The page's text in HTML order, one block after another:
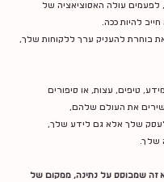
לפעמים עולה האסוציאציה של
להיות ככה.
בוחרת להעניק ערך ללקוחות שלך,
טיפים, עצות, או סיפורים
את העולם שלהם,
שלך אלא גם לידע שלך,
שלך.
זה שמבוסס על נתינה, ממקום של